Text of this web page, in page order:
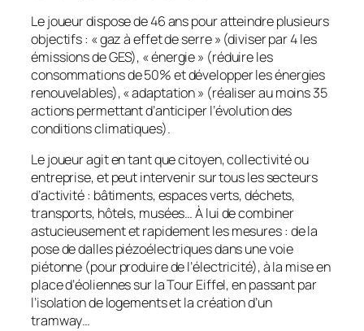
Le joueur dispose de 46 ans pour atteindre plusieurs
objectifs : «gaz à effet de serre» (diviser par 4 les
émissions de GES), «énergie» (réduire les
consommations de 50% et développer les énergies
renouvelables), «adaptation» (réaliser au moins 35
actions permettant d’anticiper l’évolution des
conditions climatiques).
Le joueur agit en tant que citoyen, collectivité ou
entreprise, et peut intervenir sur tous les secteurs
d’activité : bâtiments, espaces verts, déchets,
transports, hôtels, musées… À lui de combiner
astucieusement et rapidement les mesures : de la
pose de dalles piézoélectriques dans une voie
piétonne (pour produire de l’électricité), à la mise en
place d’éoliennes sur la Tour Eiffel, en passant par
l’isolation de logements et la création d’un
tramway…